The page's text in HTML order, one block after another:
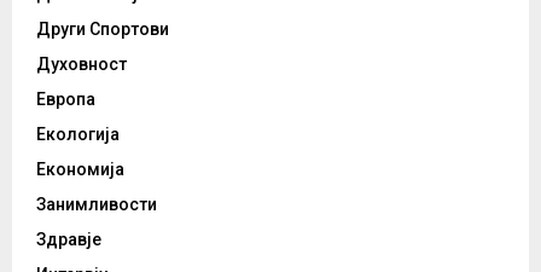
Други Спортови
Духовност
Европа
Екологија
Економија
Занимливости
Здравје